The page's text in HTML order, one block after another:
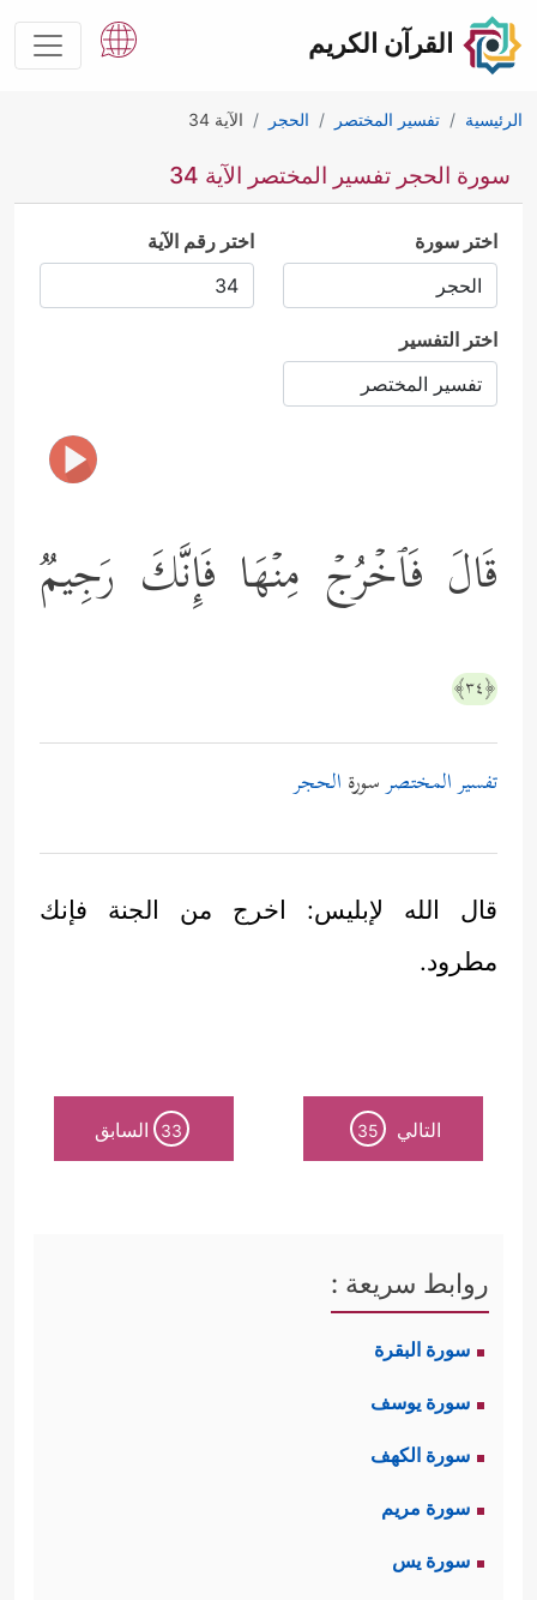
القرآن الكريم
الرئيسية تفسير المختصر الحجر الآية 34
سورة الحجر تفسير المختصر الآية 34
اختر سورة اختر رقم الآية
اختر التفسير
قَالَ فَٱخۡرُجۡ مِنۡهَا فَإِنَّكَ رَجِیمࣱ
﴿٣٤﴾
تفسير المختصرسورة الحجر
قال الله لإبليس: اخرج من الجنة فإنك
مطرود.
التالي 35
33 السابق
روابط سريعة :
سورة البقرة
سورة يوسف
سورة الكهف
سورة مريم
سورة يس